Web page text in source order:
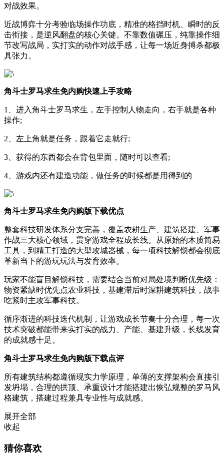
对战效果。
近战博弈十分考验临场操作功底，精准的格挡时机、瞬时的反
击衔接，是逆风翻盘的核心关键。不靠数值碾压，纯靠操作细
节改写战局，实打实的动作对战手感，让每一场近身搏杀都极
具张力。
角斗士罗马求生免内购快速上手攻略
1、进入角斗士罗马求生，左手控制人物走向，右手就是各种
操作;
2、左上角就是任务，跟着它走就行;
3、获得的东西都会在背包里面，随时可以查看;
4、游戏内还有建造功能，做任务的时候都是用得到的
角斗士罗马求生免内购版下载优点
整套科技研发体系分支完善，覆盖农耕生产、建筑搭建、军事
作战三大核心领域，贯穿游戏全程成长线。从原始的木质简易
工具，到精工打造的大型攻城器械，每一项科技解锁都会彻底
革新当下的游玩玩法与发育效率。
玩家不能盲目解锁科技，需要结合当前对局处境判断优先级：
物资紧缺时优先点农业科技，基建滞后时深耕建筑科技，战事
吃紧时主攻军事科技。
循序渐进的科技迭代机制，让游戏成长节奏十分合理，每一次
技术突破都能带来实打实的战力、产能、基建升级，长线发育
的成就感十足。
角斗士罗马求生免内购版下载点评
所有建筑结构都遵循现实力学原理，单薄的支撑架构会直接引
发坍塌，合理的拱顶、承重设计才能搭建出恢弘规整的罗马风
格建筑，搭建过程兼具专业性与成就感。
展开全部
收起
猜你喜欢